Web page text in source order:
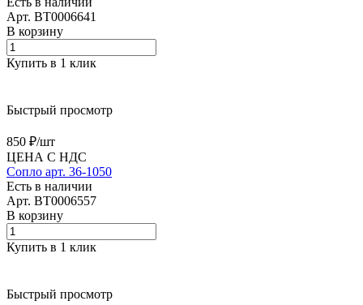
Арт. BT0006641
В корзину
Купить в 1 клик
Быстрый просмотр
850 ₽/шт
ЦЕНА С НДС
Сопло арт. 36-1050
Есть в наличии
Арт. BT0006557
В корзину
Купить в 1 клик
Быстрый просмотр